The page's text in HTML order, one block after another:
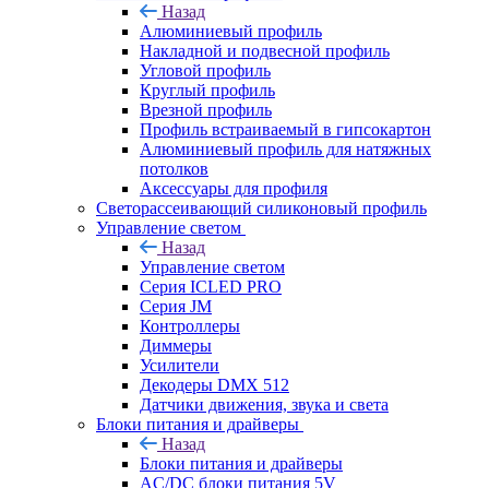
Назад
Алюминиевый профиль
Накладной и подвесной профиль
Угловой профиль
Круглый профиль
Врезной профиль
Профиль встраиваемый в гипсокартон
Алюминиевый профиль для натяжных
потолков
Аксессуары для профиля
Светорассеивающий силиконовый профиль
Управление светом
Назад
Управление светом
Серия ICLED PRO
Серия JM
Контроллеры
Диммеры
Усилители
Декодеры DMX 512
Датчики движения, звука и света
Блоки питания и драйверы
Назад
Блоки питания и драйверы
AC/DC блоки питания 5V